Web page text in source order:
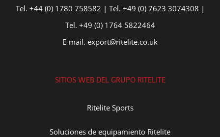
Tel. +44 (0) 1780 758582 | Tel. +49 (0) 7623 3074308 |
Tel. +49 (0) 1764 5822464
E-mail. export@ritelite.co.uk
SITIOS WEB DEL GRUPO RITELITE
Ritelite Sports
Soluciones de equipamiento Ritelite